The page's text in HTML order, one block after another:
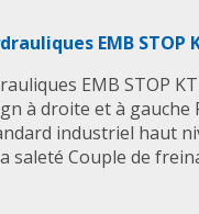
EMB STOP
EMB STOP
à droite et à
industriel haut
saleté Couple de